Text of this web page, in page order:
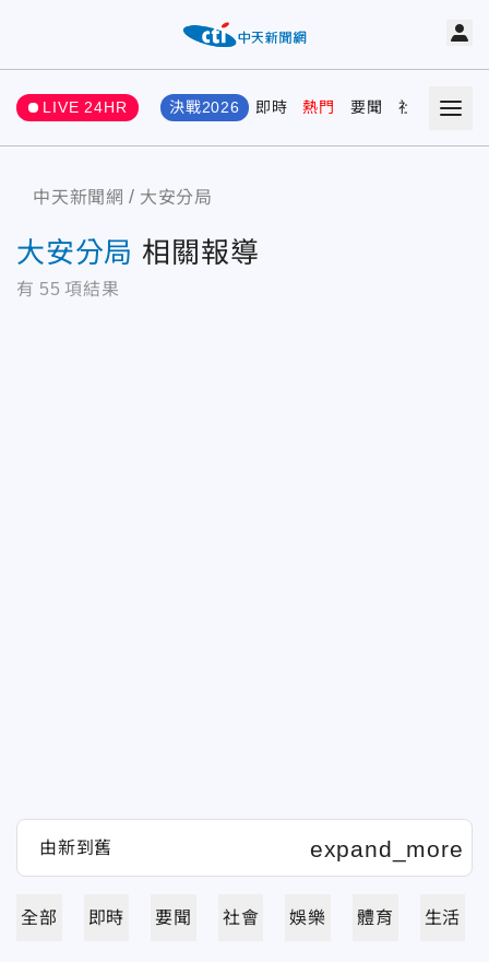
LIVE 24HR 決戰2026 即時 熱門 要聞 社會 娛樂
中天新聞網 大安分局
大安分局 相關報導
有 55 項結果
全部 即時 要聞 社會 娛樂 體育 生活